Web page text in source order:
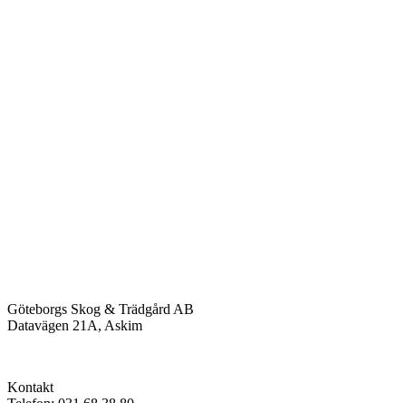
Göteborgs Skog & Trädgård AB
Datavägen 21A, Askim
Kontakt